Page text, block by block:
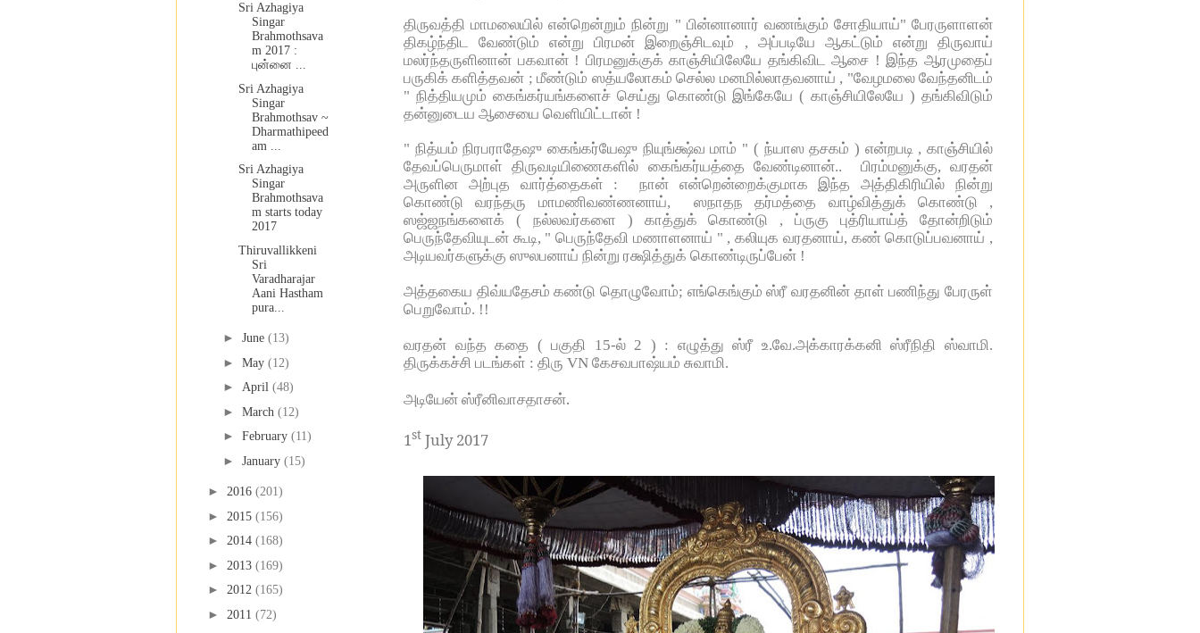
திருவத்தி மாமலையில் என்றென்றும் நின்று " பின்னானார் வணங்கும் சோதியாய்" பேரருளாளன்
திகழ்ந்திட வேண்டும் என்று பிரமன் இறைஞ்சிடவும் , அப்படியே ஆகட்டும் என்று திருவாய்
மலர்ந்தருளினான் பகவான் ! பிரமனுக்குக் காஞ்சியிலேயே தங்கிவிட ஆசை ! இந்த ஆரமுதைப்
பருகிக் களித்தவன் ; மீண்டும் ஸத்யலோகம் செல்ல மனமில்லாதவனாய் , "வேழமலை வேந்தனிடம்
" நித்தியமும் கைங்கர்யங்களைச் செய்து கொண்டு இங்கேயே ( காஞ்சியிலேயே ) தங்கிவிடும்
தன்னுடைய ஆசையை வெளியிட்டான் !
" நித்யம் நிரபராதேஷு கைங்கர்யேஷு நியுங்க்ஷ்வ மாம் " ( ந்யாஸ தசகம் ) என்றபடி , காஞ்சியில்
தேவப்பெருமாள் திருவடியிணைகளில் கைங்கர்யத்தை வேண்டினான்.. பிரம்மனுக்கு, வரதன்
அருளின அற்புத வார்த்தைகள் : நான் என்றென்றைக்குமாக இந்த அத்திகிரியில் நின்று
கொண்டு வரந்தரு மாமணிவண்ணனாய், ஸநாதந தர்மத்தை வாழ்வித்துக் கொண்டு ,
ஸஜ்ஜநங்களைக் ( நல்லவர்களை ) காத்துக் கொண்டு , ப்ருகு புத்ரியாய்த் தோன்றிடும்
பெருந்தேவியுடன் கூடி, " பெருந்தேவி மணாளனாய் " , கலியுக வரதனாய், கண் கொடுப்பவனாய் ,
அடியவர்களுக்கு ஸுலபனாய் நின்று ரக்ஷித்துக் கொண்டிருப்பேன் !
அத்தகைய திவ்யதேசம் கண்டு தொழுவோம்; எங்கெங்கும் ஸ்ரீ வரதனின் தாள் பணிந்து பேரருள்
பெறுவோம். !!
வரதன் வந்த கதை ( பகுதி 15-ல் 2 ) : எழுத்து ஸ்ரீ உ.வே.அக்காரக்கனி ஸ்ரீநிதி ஸ்வாமி.
திருக்கச்சி படங்கள் : திரு VN கேசவபாஷ்யம் சுவாமி.
அடியேன் ஸ்ரீனிவாசதாசன்.
1st July 2017
Sri Azhagiya
Singar
Brahmothsava
m 2017 :
புன்னை ...
Sri Azhagiya
Singar
Brahmothsav ~
Dharmathipeed
am ...
Sri Azhagiya
Singar
Brahmothsava
m starts today
2017
Thiruvallikkeni
Sri
Varadharajar
Aani Hastham
pura...
► June (13)
► May (12)
► April (48)
► March (12)
► February (11)
► January (15)
► 2016 (201)
► 2015 (156)
► 2014 (168)
► 2013 (169)
► 2012 (165)
► 2011 (72)